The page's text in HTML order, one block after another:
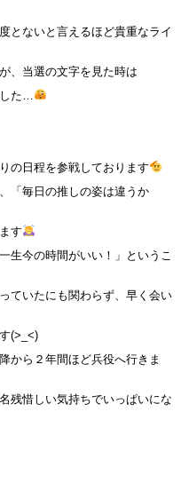
とないと言えるほど貴重なライ
、当選の文字を見た時は
した…
の日程を参戦しております
「毎日の推しの姿は違うか
す
生今の時間がいい！」というこ
ていたにも関わらず、早く会い
(>_<)
から２年間ほど兵役へ行きま
残惜しい気持ちでいっぱいにな